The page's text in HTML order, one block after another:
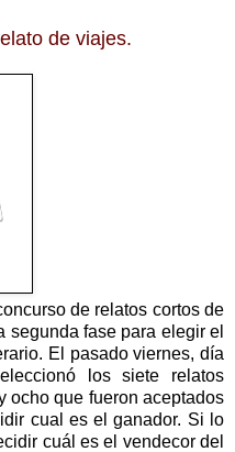
de viajes.
de relatos cortos de
segunda fase para elegir el
El pasado viernes, día
los siete relatos
ocho que fueron aceptados
cual es el ganador. Si lo
cuál es el vendecor del